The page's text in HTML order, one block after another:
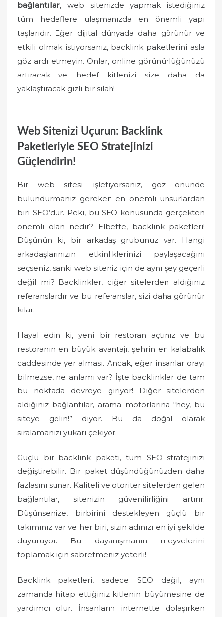
bağlantılar, web sitenizde yapmak istediğiniz
tüm hedeflere ulaşmanızda en önemli yapı
taşlarıdır. Eğer dijital dünyada daha görünür ve
etkili olmak istiyorsanız, backlink paketlerini asla
göz ardı etmeyin. Onlar, online görünürlüğünüzü
artıracak ve hedef kitlenizi size daha da
yaklaştıracak gizli bir silah!
Web Sitenizi Uçurun: Backlink
Paketleriyle SEO Stratejinizi
Güçlendirin!
Bir web sitesi işletiyorsanız, göz önünde
bulundurmanız gereken en önemli unsurlardan
biri SEO’dur. Peki, bu SEO konusunda gerçekten
önemli olan nedir? Elbette, backlink paketleri!
Düşünün ki, bir arkadaş grubunuz var. Hangi
arkadaşlarınızın etkinliklerinizi paylaşacağını
seçseniz, sanki web siteniz için de aynı şey geçerli
değil mi? Backlinkler, diğer sitelerden aldığınız
referanslardır ve bu referanslar, sizi daha görünür
kılar.
Hayal edin ki, yeni bir restoran açtınız ve bu
restoranın en büyük avantajı, şehrin en kalabalık
caddesinde yer alması. Ancak, eğer insanlar orayı
bilmezse, ne anlamı var? İşte backlinkler de tam
bu noktada devreye giriyor! Diğer sitelerden
aldığınız bağlantılar, arama motorlarına “hey, bu
siteye gelin!” diyor. Bu da doğal olarak
sıralamanızı yukarı çekiyor.
Güçlü bir backlink paketi, tüm SEO stratejinizi
değiştirebilir. Bir paket düşündüğünüzden daha
fazlasını sunar. Kaliteli ve otoriter sitelerden gelen
bağlantılar, sitenizin güvenilirliğini artırır.
Düşünsenize, birbirini destekleyen güçlü bir
takımınız var ve her biri, sizin adınızı en iyi şekilde
duyuruyor. Bu dayanışmanın meyvelerini
toplamak için sabretmeniz yeterli!
Backlink paketleri, sadece SEO değil, aynı
zamanda hitap ettiğiniz kitlenin büyümesine de
yardımcı olur. İnsanların internette dolaşırken